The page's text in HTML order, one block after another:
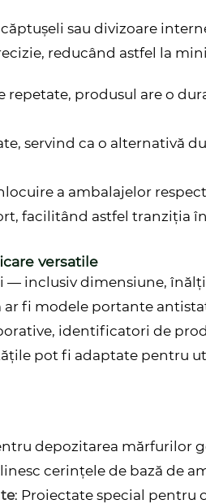
sau divizoare
reducând astfel la
produsul are o
servind ca o alternativă
a ambalajelor
facilitând astfel tranziția
versatile
inclusiv dimensiune,
fi modele portante
identificatori de
pot fi adaptate pentru
depozitarea mărfurilor
cerințele de bază de
: Proiectate special pentru